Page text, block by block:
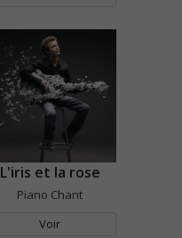
L'iris et la rose
Piano Chant
Voir